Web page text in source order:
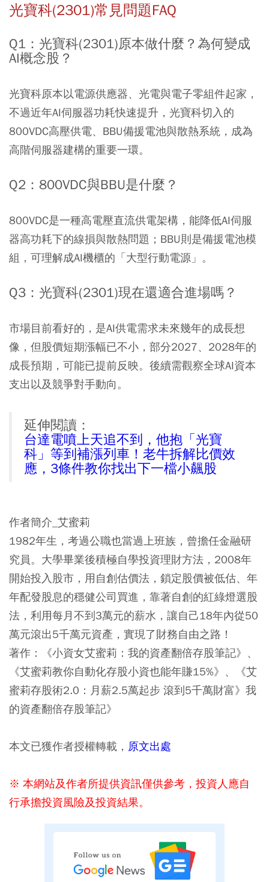
光寶科(2301)常見問題FAQ
Q1：光寶科(2301)原本做什麼？為何變成
AI概念股？
光寶科原本以電源供應器、光電與電子零組件起家，
不過近年AI伺服器功耗快速提升，光寶科切入的
800VDC高壓供電、BBU備援電池與散熱系統，成為
高階伺服器建構的重要一環。
Q2：800VDC與BBU是什麼？
800VDC是一種高電壓直流供電架構，能降低AI伺服
器高功耗下的線損與散熱問題；BBU則是備援電池模
組，可理解成AI機櫃的「大型行動電源」。
Q3：光寶科(2301)現在還適合進場嗎？
市場目前看好的，是AI供電需求未來幾年的成長想
像，但股價短期漲幅已不小，部分2027、2028年的
成長預期，可能已提前反映。後續需觀察全球AI資本
支出以及競爭對手動向。
延伸閱讀：
台達電噴上天追不到，他抱「光寶
科」等到補漲列車！老牛拆解比價效
應，3條件教你找出下一檔小飆股
作者簡介_艾蜜莉
1982年生，考過公職也當過上班族，曾擔任金融研
究員。大學畢業後積極自學投資理財方法，2008年
開始投入股市，用自創估價法，鎖定股價被低估、年
年配發股息的穩健公司買進，靠著自創的紅綠燈選股
法，利用每月不到3萬元的薪水，讓自己18年內從50
萬元滾出5千萬元資產，實現了財務自由之路！
著作：《小資女艾蜜莉：我的資產翻倍存股筆記》、
《艾蜜莉教你自動化存股小資也能年賺15%》、《艾
蜜莉存股術2.0：月薪2.5萬起步 滾到5千萬財富》我
的資產翻倍存股筆記》
本文已獲作者授權轉載， 原文出處
※ 本網站及作者所提供資訊僅供參考，投資人應自
行承擔投資風險及投資結果。